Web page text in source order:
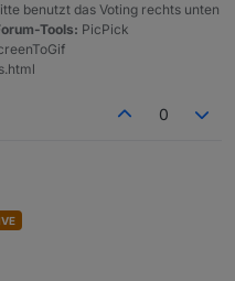
benutzt das Voting rechts unten
Tools: PicPick
0
es direkt - also nehme
1 - bei sigi mit windows
ob das ein problem ist -